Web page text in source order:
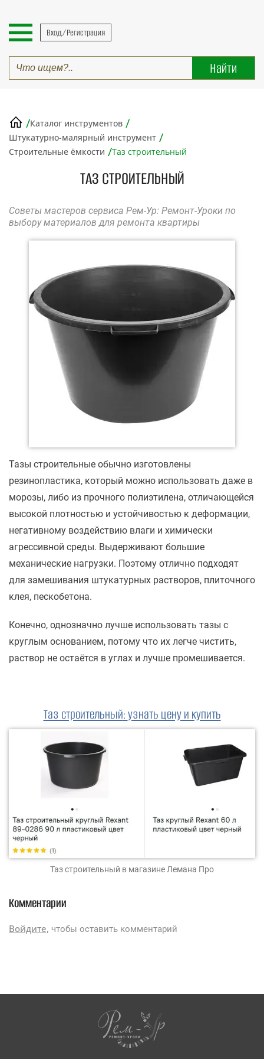
Вход/Регистрация
/Каталог инструментов /
Штукатурно-малярный инструмент /
Строительные ёмкости /Таз строительный
ТАЗ СТРОИТЕЛЬНЫЙ
Советы мастеров сервиса Рем-Ур: Ремонт-Уроки по
выбору материалов для ремонта квартиры
Тазы строительные обычно изготовлены
резинопластика, который можно использовать даже в
морозы, либо из прочного полиэтилена, отличающейся
высокой плотностью и устойчивостью к деформации,
негативному воздействию влаги и химически
агрессивной среды. Выдерживают большие
механические нагрузки. Поэтому отлично подходят
для замешивания штукатурных растворов, плиточного
клея, пескобетона.
Конечно, однозначно лучше использовать тазы с
круглым основанием, потому что их легче чистить,
раствор не остаётся в углах и лучше промешивается.
Таз строительный:узнать цену и купить
Таз строительный в магазине Лемана Про
Комментарии
Войдите, чтобы оставить комментарий